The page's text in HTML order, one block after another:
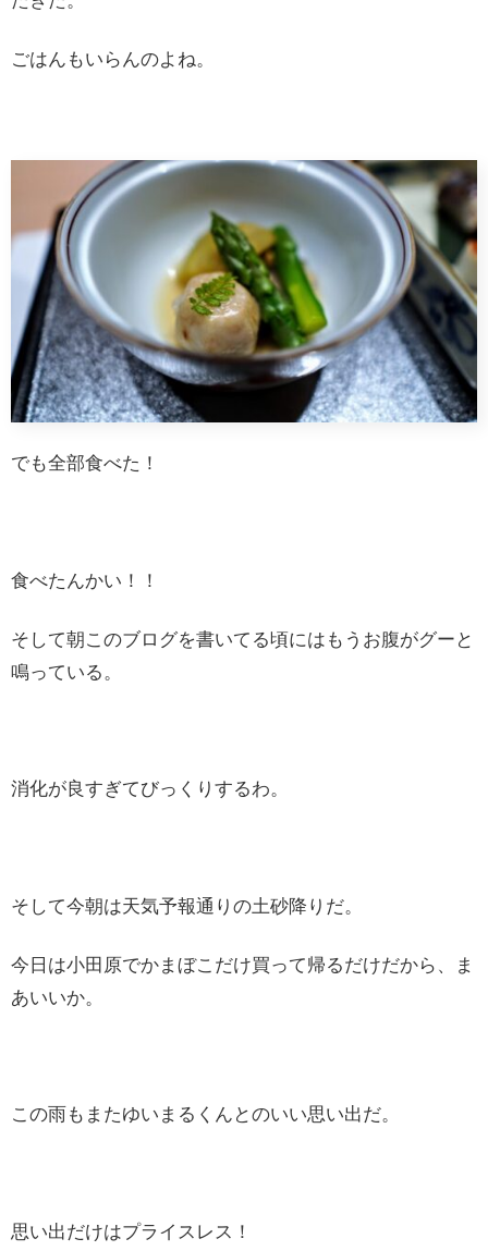
ごはんもいらんのよね。
でも全部食べた！
食べたんかい！！
そして朝このブログを書いてる頃にはもうお腹がグーと
鳴っている。
消化が良すぎてびっくりするわ。
そして今朝は天気予報通りの土砂降りだ。
今日は小田原でかまぼこだけ買って帰るだけだから、ま
あいいか。
この雨もまたゆいまるくんとのいい思い出だ。
思い出だけはプライスレス！